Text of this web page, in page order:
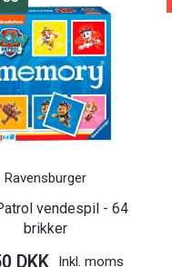
Ravensburger
vendespil - 64
brikker
DKK Inkl. moms